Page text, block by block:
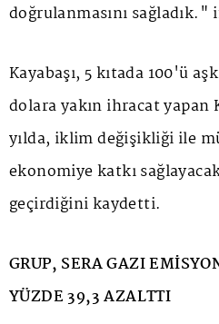
doğrulanmasını
Kayabaşı, 5 kıtada 100'ü
dolara yakın ihracat
yılda, iklim değişikliği ile
ekonomiye katkı
geçirdiğini kaydetti.
GRUP, SERA GAZI
YÜZDE 39,3 AZALTTI